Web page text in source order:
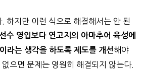
하지만 이런 식으로 해결해서는 안 된
수 영입보다 연고지의 아마추어 육성에
라는 생각을 하도록 제도를 개선 해야
으면 문제는 영원히 해결되지 않는다.